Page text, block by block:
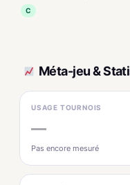
C
Méta-jeu &
USAGE TOURNOIS
—
Pas encore mesuré